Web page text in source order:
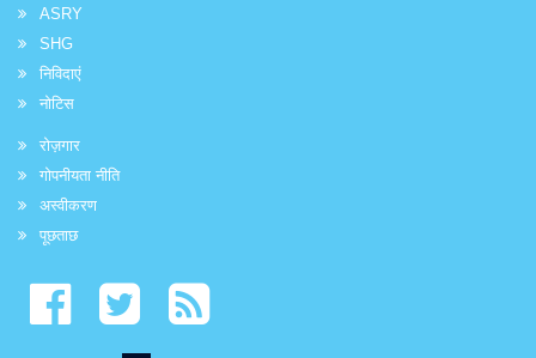
ASRY
SHG
निविदाएं
नोटिस
रोज़गार
गोपनीयता नीति
अस्वीकरण
पूछताछ